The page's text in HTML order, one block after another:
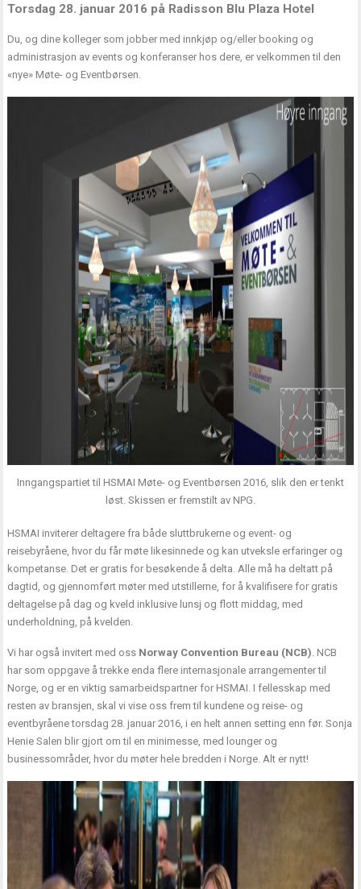
Torsdag 28. januar 2016 på Radisson Blu Plaza Hotel
Du, og dine kolleger som jobber med innkjøp og/eller booking og
administrasjon av events og konferanser hos dere, er velkommen til den
«nye» Møte- og Eventbørsen.
Inngangspartiet til HSMAI Møte- og Eventbørsen 2016, slik den er tenkt
løst. Skissen er fremstilt av NPG.
HSMAI inviterer deltagere fra både sluttbrukerne og event- og
reisebyråene, hvor du får møte likesinnede og kan utveksle erfaringer og
kompetanse. Det er gratis for besøkende å delta. Alle må ha deltatt på
dagtid, og gjennomført møter med utstillerne, for å kvalifisere for gratis
deltagelse på dag og kveld inklusive lunsj og flott middag, med
underholdning, på kvelden.
Vi har også invitert med oss Norway Convention Bureau (NCB). NCB
har som oppgave å trekke enda flere internasjonale arrangementer til
Norge, og er en viktig samarbeidspartner for HSMAI. I fellesskap med
resten av bransjen, skal vi vise oss frem til kundene og reise- og
eventbyråene torsdag 28. januar 2016, i en helt annen setting enn før. Sonja
Henie Salen blir gjort om til en minimesse, med lounger og
businessområder, hvor du møter hele bredden i Norge. Alt er nytt!